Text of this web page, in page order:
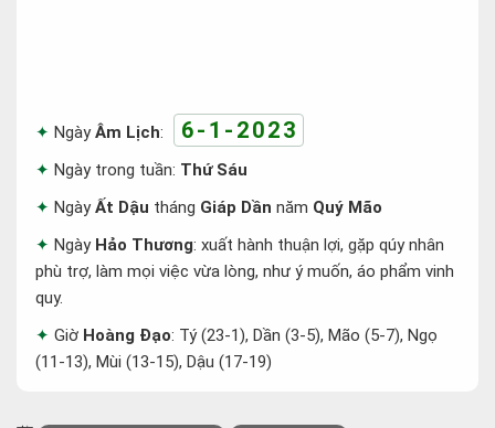
NgàyÂm Lịch: 6-1-2023
Ngày trong tuần: Thứ Sáu
NgàyẤt Dậu tháng Giáp Dần năm Quý Mão
Ngày Hảo Thương: xuất hành thuận lợi, gặp qúy nhân
phù trợ, làm mọi việc vừa lòng, như ý muốn, áo phẩm vinh
quy.
Giờ Hoàng Đạo: Tý (23-1), Dần (3-5), Mão (5-7), Ngọ
(11-13), Mùi (13-15), Dậu (17-19)